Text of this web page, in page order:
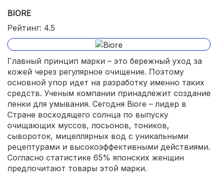
BIORE
Рейтинг: 4.5
Главный принцип марки – это бережный уход за
кожей через регулярное очищение. Поэтому
основной упор идет на разработку именно таких
средств. Ученым компании принадлежит создание
пенки для умывания. Сегодня Biore – лидер в
Стране восходящего солнца по выпуску
очищающих муссов, лосьонов, тоников,
сывороток, мицеллярных вод с уникальными
рецептурами и высокоэффективными действиями.
Согласно статистике 65% японских женщин
предпочитают товары этой марки.